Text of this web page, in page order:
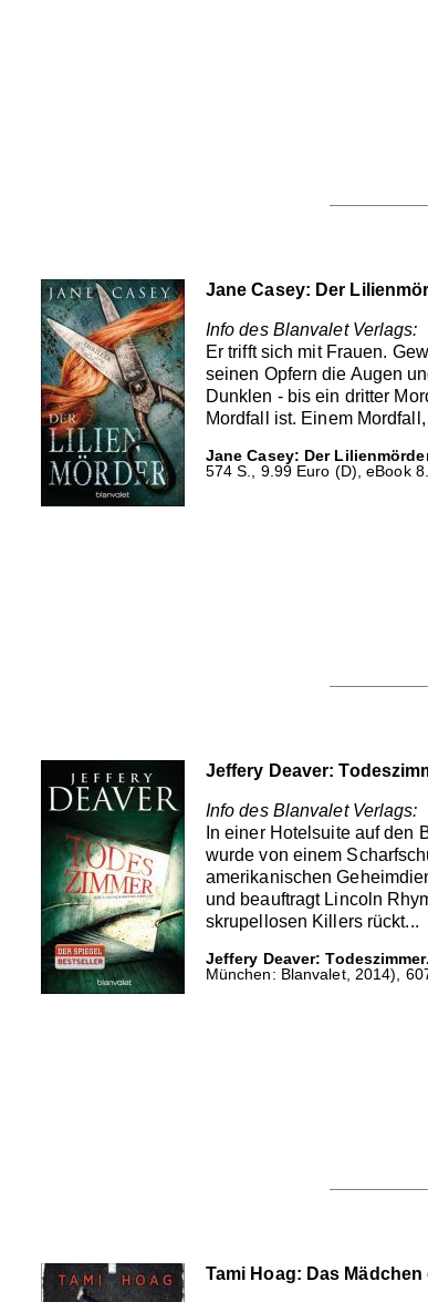
Jane Casey: Der
Info des Blanvalet Verlags:
Er trifft sich mit Frauen.
seinen Opfern die Augen
Dunklen - bis ein dritter
Mordfall ist. Einem
Jane Casey: Der
574 S., 9.99 Euro (D), eBook
Jeffery Deaver:
Info des Blanvalet Verlags:
In einer Hotelsuite auf den
wurde von einem
amerikanischen
und beauftragt Lincoln
skrupellosen Killers rückt...
Jeffery Deaver: Todeszimmer.
München: Blanvalet, 2014),
Tami Hoag: Das